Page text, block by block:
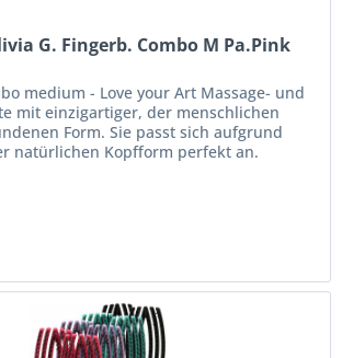
G. Fingerb. Combo M Pa.Pink
medium - Love your Art Massage- und
mit einzigartiger, der menschlichen
Form. Sie passt sich aufgrund
natürlichen Kopfform perfekt an.